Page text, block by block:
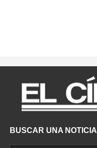
BUSCAR UNA NOTICIA